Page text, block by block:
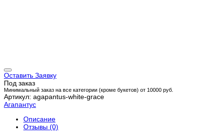
Оставить Заявку
Под заказ
Минимальный заказ на все категории (кроме букетов) от 10000 руб.
Артикул: agapantus-white-grace
Агапантус
Описание
Отзывы (0)